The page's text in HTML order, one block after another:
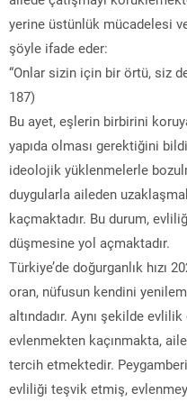
yerine üstünlük mücadelesi
şöyle ifade eder:
“Onlar sizin için bir örtü, siz
187)
Bu ayet, eşlerin birbirini
yapıda olması gerektiğini
ideolojik yüklenmelerle
duygularla aileden
kaçmaktadır. Bu durum,
düşmesine yol açmaktadır.
Türkiye’de doğurganlık hızı
oran, nüfusun kendini
altındadır. Aynı şekilde
evlenmekten kaçınmakta,
tercih etmektedir.
evliliği teşvik etmiş,